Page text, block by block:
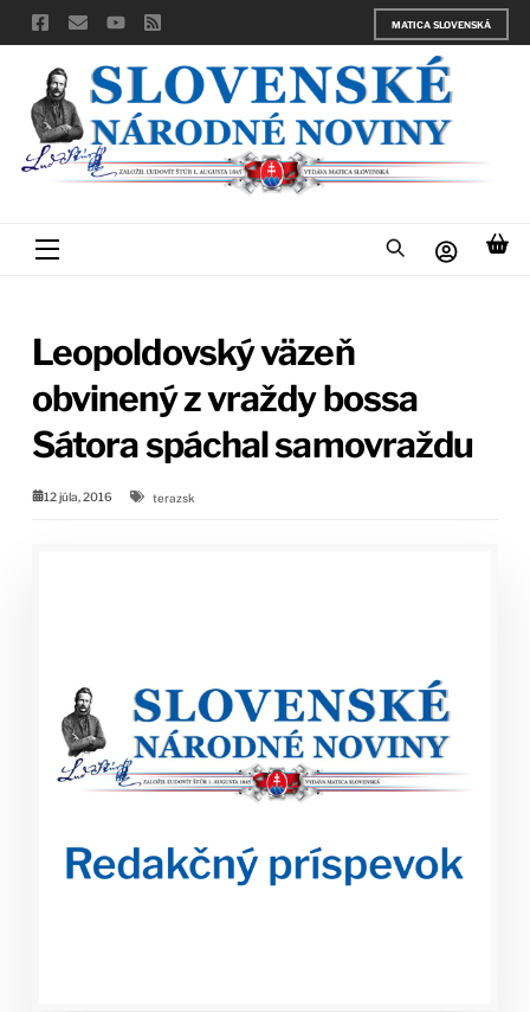
Skip
to
content
MATICA SLOVENSKÁ
Menu
Leopoldovský väzeň
obvinený z vraždy bossa
Sátora spáchal samovraždu
12 júla, 2016 terazsk